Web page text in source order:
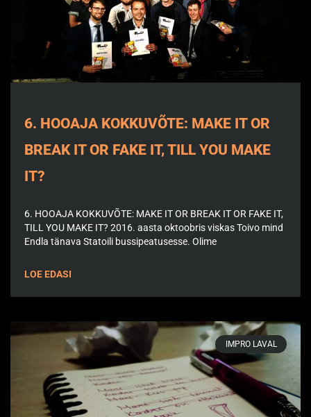
6. HOOAJA KOKKUVÕTE: MAKE IT OR
BREAK IT OR FAKE IT, TILL YOU MAKE
IT?
6. HOOAJA KOKKUVÕTE: MAKE IT OR BREAK IT OR FAKE IT,
TILL YOU MAKE IT? 2016. aasta oktoobris viskas Toivo mind
Endla tänava Statoili bussipeatusesse. Olime
LOE EDASI
IMPRO LAVAL